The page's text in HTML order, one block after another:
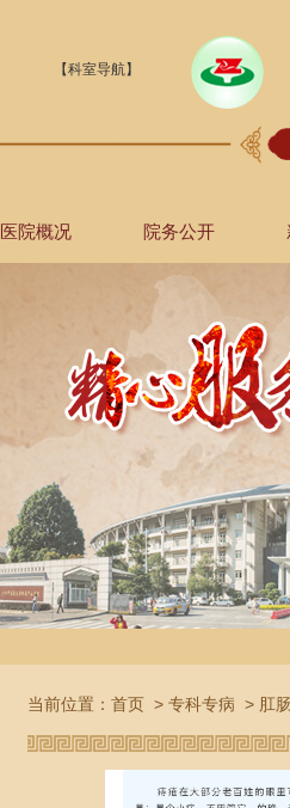
【科室导航】
医院概况 院务公开
当前位置： 首页 > 专科专病 > 肛